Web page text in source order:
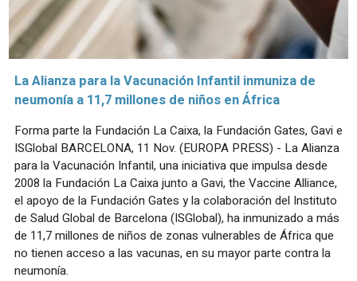
La Alianza para la Vacunación Infantil inmuniza de
neumonía a 11,7 millones de niños en África
Forma parte la Fundación La Caixa, la Fundación Gates, Gavi e
ISGlobal BARCELONA, 11 Nov. (EUROPA PRESS) - La Alianza
para la Vacunación Infantil, una iniciativa que impulsa desde
2008 la Fundación La Caixa junto a Gavi, the Vaccine Alliance,
el apoyo de la Fundación Gates y la colaboración del Instituto
de Salud Global de Barcelona (ISGlobal), ha inmunizado a más
de 11,7 millones de niños de zonas vulnerables de África que
no tienen acceso a las vacunas, en su mayor parte contra la
neumonía.